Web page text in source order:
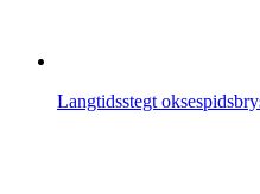
Langtidsstegt